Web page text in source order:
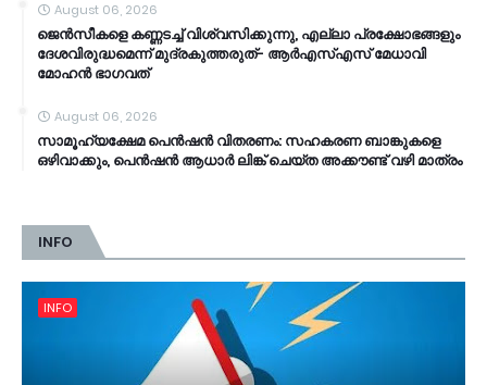
August 06, 2026
ജെൻസീകളെ കണ്ണടച്ച് വിശ്വസിക്കുന്നു, എല്ലാ പ്രക്ഷോഭങ്ങളും
ദേശവിരുദ്ധമെന്ന് മുദ്രകുത്തരുത്- ആർഎസ്എസ് മേധാവി
മോഹൻ ഭാ​ഗവത്
August 06, 2026
സാമൂ​ഹ്യക്ഷേമ പെൻഷൻ വിതരണം: സഹകരണ ബാങ്കുകളെ
ഒഴിവാക്കും, പെൻഷൻ ആധാർ‌ ലിങ്ക് ചെയ്ത അക്കൗണ്ട് വഴി മാത്രം
INFO
INFO